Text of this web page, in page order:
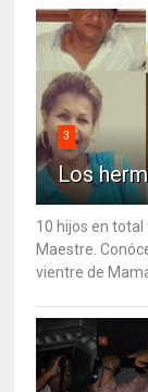
3
Los
10 hijos en total
Maestre.
vientre de